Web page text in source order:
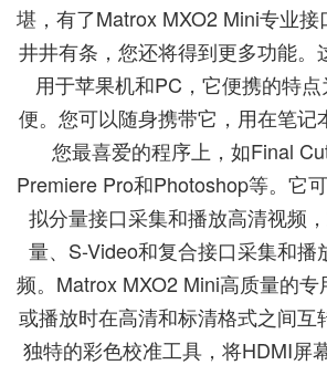
堪，有了Matrox MXO2 Mini专业
井井有条，您还将得到更多功能。
用于苹果机和PC，它便携的特
便。您可以随身携带它，用在笔记
您最喜爱的程序上，如Final
Premiere Pro和Photoshop等。它
拟分量接口采集和播放高清视频
量、S-Video和复合接口采集和播
频。Matrox MXO2 Mini高质量的
或播放时在高清和标清格式之间互
独特的彩色校准工具，将HDMI屏